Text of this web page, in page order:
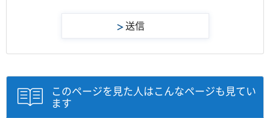
このページを見た人はこんなページも見てい
ます